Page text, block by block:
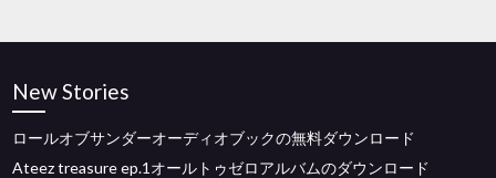
New Stories
ロールオブサンダーオーディオブックの無料ダウンロード
Ateez treasure ep.1オールトゥゼロアルバムのダウンロード